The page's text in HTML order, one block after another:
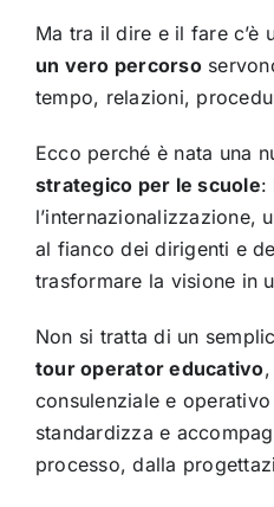
Ma tra il dire e il fare c’è
un vero percorso
tempo, relazioni,
Ecco perché è nata una
strategico per le scuole:
l’internazionalizzazione,
al fianco dei dirigenti e
trasformare la visione in
Non si tratta di un
tour operator educativo
consulenziale e
standardizza e
processo, dalla